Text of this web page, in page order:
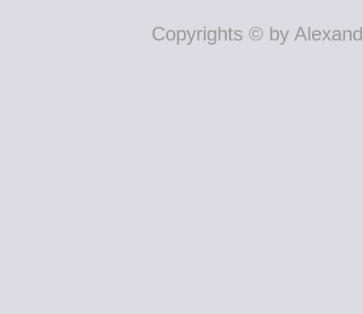
Copyrights © by